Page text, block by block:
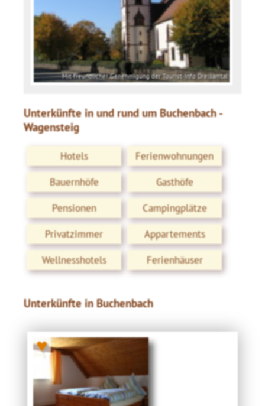
Mit freundlicher Genehmigung der Tourist-Info Dreisamtal
Unterkünfte in und rund um Buchenbach -
Wagensteig
Hotels
Ferienwohnungen
Bauernhöfe
Gasthöfe
Pensionen
Campingplätze
Privatzimmer
Appartements
Wellnesshotels
Ferienhäuser
Unterkünfte in Buchenbach
♥